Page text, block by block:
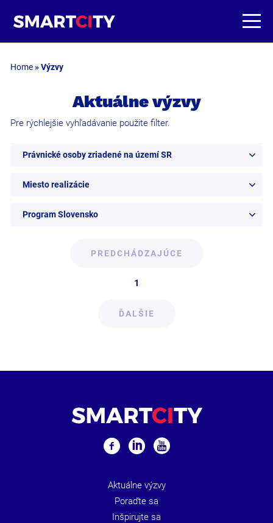
Home»Výzvy
Aktuálne výzvy
Pre rýchlejšie vyhľadávanie použite filter.
Právnické osoby zriadené na území SR
Miesto realizácie
Program Slovensko
PREDCHÁDZAJÚCE
1
ĎALŠIE
Aktuálne výzvy
Poraďte sa
Inšpirujte sa